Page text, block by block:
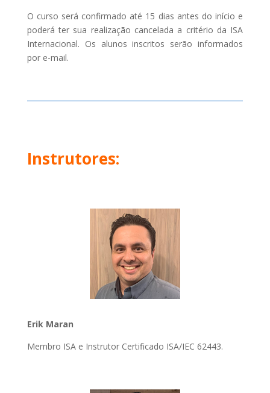
O curso será confirmado até 15 dias antes do início e
poderá ter sua realização cancelada a critério da ISA
Internacional. Os alunos inscritos serão informados
por e-mail.
Instrutores:
Erik Maran
Membro ISA e Instrutor Certificado ISA/IEC 62443.